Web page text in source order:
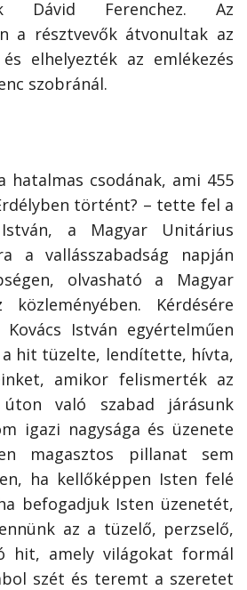
Dávid Ferenchez. Az
a résztvevők átvonultak az
elhelyezték az emlékezés
szobránál.
hatalmas csodának, ami 455
történt? – tette fel a
a Magyar Unitárius
a vallásszabadság napján
olvasható a Magyar
közleményében. Kérdésére
István egyértelműen
hit tüzelte, lendítette, hívta,
amikor felismerték az
való szabad járásunk
igazi nagysága és üzenete
magasztos pillanat sem
ha kellőképpen Isten felé
befogadjuk Isten üzenetét,
az a tüzelő, perzselő,
hit, amely világokat formál
szét és teremt a szeretet